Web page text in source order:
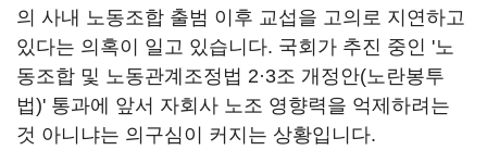
의 사내 노동조합 출범 이후 교섭을 고의로 지연하고
있다는 의혹이 일고 있습니다. 국회가 추진 중인 '노
동조합 및 노동관계조정법 2·3조 개정안(노란봉투
법)' 통과에 앞서 자회사 노조 영향력을 억제하려는
것 아니냐는 의구심이 커지는 상황입니다.